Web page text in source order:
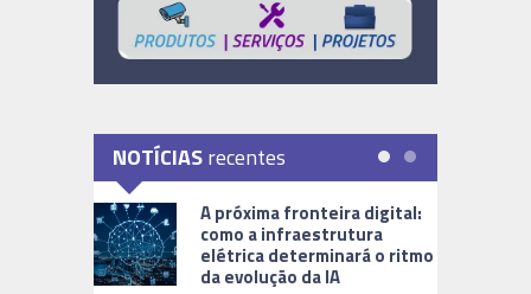
NOTÍCIASrecentes
A próxima fronteira digital:
como a infraestrutura
elétrica determinará o ritmo
da evolução da IA